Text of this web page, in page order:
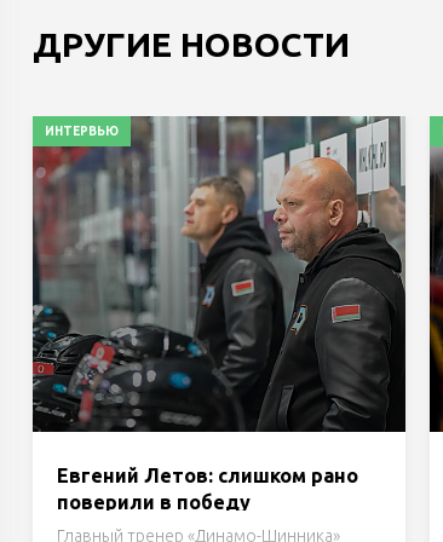
ДРУГИЕ НОВОСТИ
ИНТЕРВЬЮ
Евгений Летов: слишком рано
поверили в победу
Главный тренер «Динамо-Шинника»